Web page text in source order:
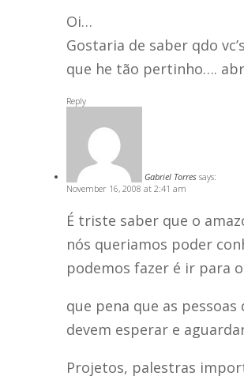
Oi…
Gostaria de saber qdo
que he tão pertinho….
Reply
Gabriel Torres says:
November 16, 2008 at 2:41 am
É triste saber que o
nós queriamos poder
podemos fazer é ir para
que pena que as
devem esperar e
Projetos, palestras